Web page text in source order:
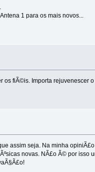
1 para os mais novos...
fiÃ©is. Importa rejuvenescer
assim seja. Na minha
novas. NÃ£o Ã© por isso